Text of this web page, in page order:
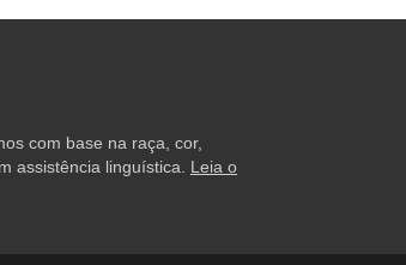
com base na raça, cor,
assistência linguística. Leia o